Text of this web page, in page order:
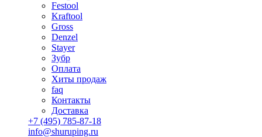
Festool
Kraftool
Gross
Denzel
Stayer
Зубр
Оплата
Хиты продаж
faq
Контакты
Доставка
+7 (495) 785-87-18
info@shuruping.ru